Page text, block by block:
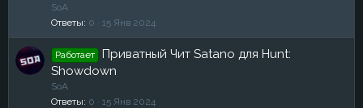
SoA
Ответы 0 15 Янв 2024
Работает
Приватный Чит Satano для Hunt:
Showdown
SoA
Ответы 0 15 Янв 2024